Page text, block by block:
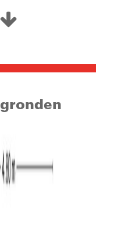
of de snelwegen richting
‘s-Hertogenbosch.
rust”.
m²
tot de meterkast en de